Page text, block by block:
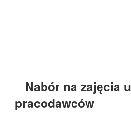
Nabór na zajęcia u
pracodawców